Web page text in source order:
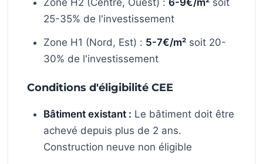
Zone H2 (Centre, Ouest) : 6-9€/m² soit
25-35% de l'investissement
Zone H1 (Nord, Est) : 5-7€/m² soit 20-
30% de l'investissement
Conditions d'éligibilité CEE
Bâtiment existant : Le bâtiment doit être
achevé depuis plus de 2 ans.
Construction neuve non éligible